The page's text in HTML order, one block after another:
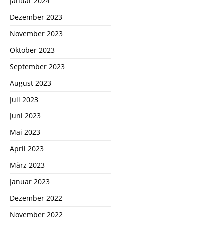
Dezember 2023
November 2023
Oktober 2023
September 2023
August 2023
Juli 2023
Juni 2023
Mai 2023
April 2023
März 2023
Januar 2023
Dezember 2022
November 2022